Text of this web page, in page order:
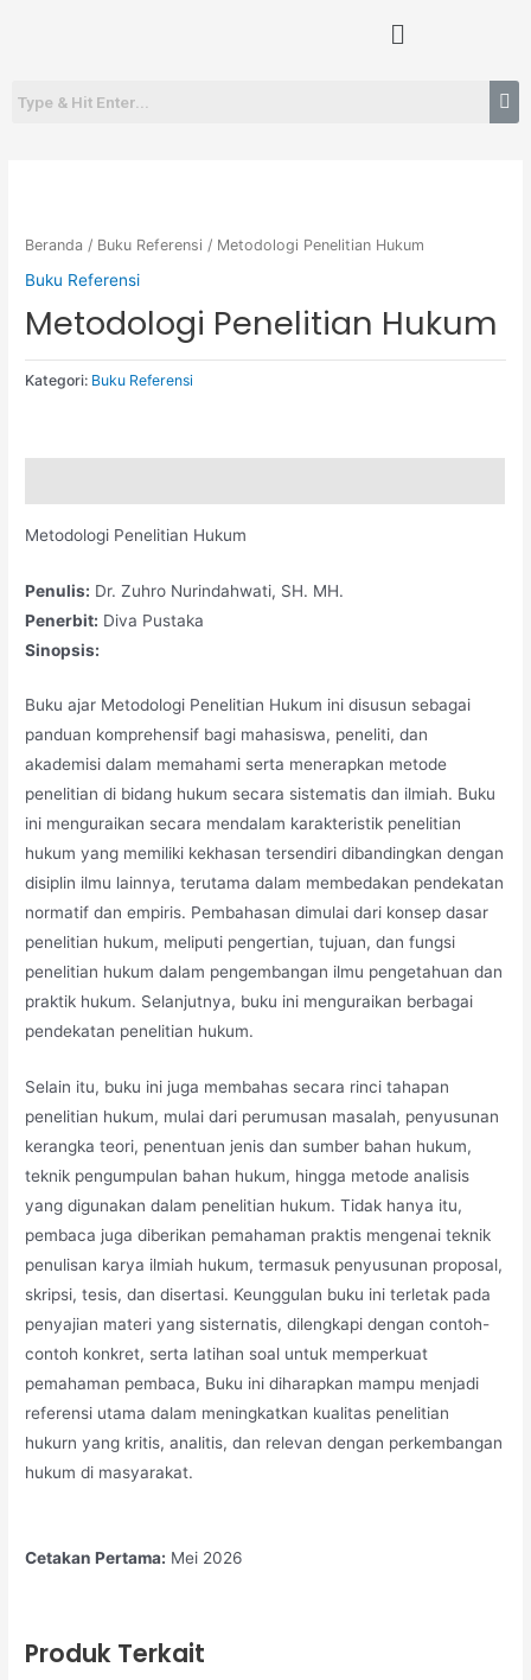
Menu
Beranda / Buku Referensi / Metodologi Penelitian Hukum
Buku Referensi
Metodologi Penelitian Hukum
Kategori: Buku Referensi
Metodologi Penelitian Hukum
Penulis: Dr. Zuhro Nurindahwati, SH. MH.
Penerbit: Diva Pustaka
Sinopsis:
Buku ajar Metodologi Penelitian Hukum ini disusun sebagai
panduan komprehensif bagi mahasiswa, peneliti, dan
akademisi dalam memahami serta menerapkan metode
penelitian di bidang hukum secara sistematis dan ilmiah. Buku
ini menguraikan secara mendalam karakteristik penelitian
hukum yang memiliki kekhasan tersendiri dibandingkan dengan
disiplin ilmu lainnya, terutama dalam membedakan pendekatan
normatif dan empiris. Pembahasan dimulai dari konsep dasar
penelitian hukum, meliputi pengertian, tujuan, dan fungsi
penelitian hukum dalam pengembangan ilmu pengetahuan dan
praktik hukum. Selanjutnya, buku ini menguraikan berbagai
pendekatan penelitian hukum.
Selain itu, buku ini juga membahas secara rinci tahapan
penelitian hukum, mulai dari perumusan masalah, penyusunan
kerangka teori, penentuan jenis dan sumber bahan hukum,
teknik pengumpulan bahan hukum, hingga metode analisis
yang digunakan dalam penelitian hukum. Tidak hanya itu,
pembaca juga diberikan pemahaman praktis mengenai teknik
penulisan karya ilmiah hukum, termasuk penyusunan proposal,
skripsi, tesis, dan disertasi. Keunggulan buku ini terletak pada
penyajian materi yang sisternatis, dilengkapi dengan contoh-
contoh konkret, serta latihan soal untuk memperkuat
pemahaman pembaca, Buku ini diharapkan mampu menjadi
referensi utama dalam meningkatkan kualitas penelitian
hukurn yang kritis, analitis, dan relevan dengan perkembangan
hukum di masyarakat.
Cetakan Pertama: Mei 2026
Produk Terkait